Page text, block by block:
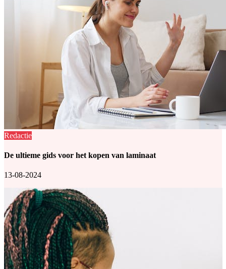
Redactie
De ultieme gids voor het kopen van laminaat
13-08-2024